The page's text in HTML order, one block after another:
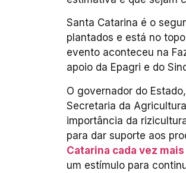
Santa Catarina é o
plantados e está no
evento aconteceu na
apoio da Epagri e do
O governador do
Secretaria da
importância da
para dar suporte aos
Catarina cada vez
um estímulo para